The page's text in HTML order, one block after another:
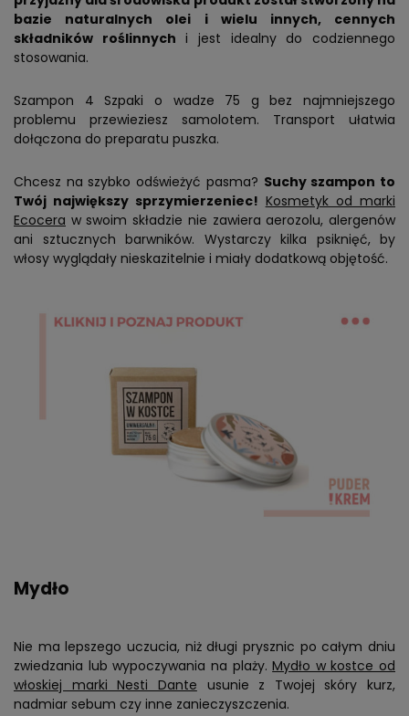
bazie naturalnych olei i wielu innych, cennych
składników roślinnych i jest idealny do codziennego
stosowania.
Szampon 4 Szpaki o wadze 75 g bez najmniejszego
problemu przewieziesz samolotem. Transport ułatwia
dołączona do preparatu puszka.
Chcesz na szybko odświeżyć pasma? Suchy szampon to
Twój największy sprzymierzeniec! Kosmetyk od marki
Ecocera w swoim składzie nie zawiera aerozolu, alergenów
ani sztucznych barwników. Wystarczy kilka psiknięć, by
włosy wyglądały nieskazitelnie i miały dodatkową objętość.
Mydło
Nie ma lepszego uczucia, niż długi prysznic po całym dniu
zwiedzania lub wypoczywania na plaży.Mydło w kostce od
włoskiej marki Nesti Dante usunie z Twojej skóry kurz,
nadmiar sebum czy inne zanieczyszczenia.